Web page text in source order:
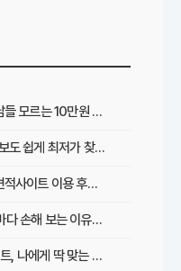
2026년 자동차보험료비교견적, 남들 모르는 10만원 절약 비법 대공개!
복잡한 자동차보험료 비교견적, 초보도 쉽게 최저가 찾는 5가지 방법
2026년 최신! 자동차보험료비교견적사이트 이용 후기 및 필수 할인 팁 총정리
자동차보험료비교견적, 갱신할 때마다 손해 보는 이유와 성공적인 절약 전략
수많은 자동차보험료비교견적사이트, 나에게 딱 맞는 곳 고르는 현명한 기준